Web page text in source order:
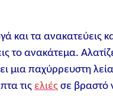
και τα ανακατεύεις
το ανακάτεμα.
μια παχύρρευστη
τις ελιές σε βραστό